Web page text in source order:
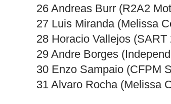
26 Andreas Burr (R2A2
27 Luis Miranda (Melissa
28 Horacio Vallejos (SART
29 Andre Borges
30 Enzo Sampaio (CFPM
31 Alvaro Rocha (Melissa